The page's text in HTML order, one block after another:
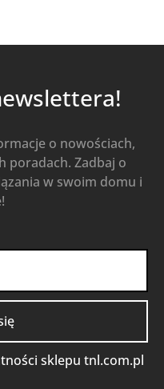
o nowościach,
poradach. Zadbaj o
w swoim domu i
sklepu tnl.com.pl